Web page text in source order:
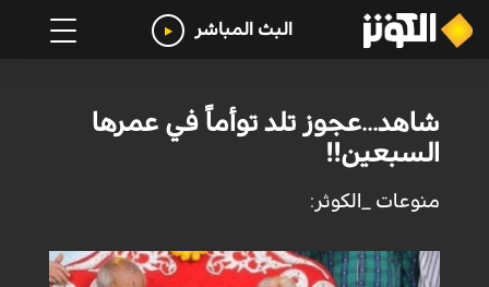
البث المباشر
شاهد...عجوز تلد توأماً في عمرها
السبعين!!
منوعات _الكوثر: